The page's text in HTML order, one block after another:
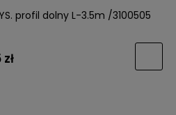
profil dolny L-3.5m /3100505